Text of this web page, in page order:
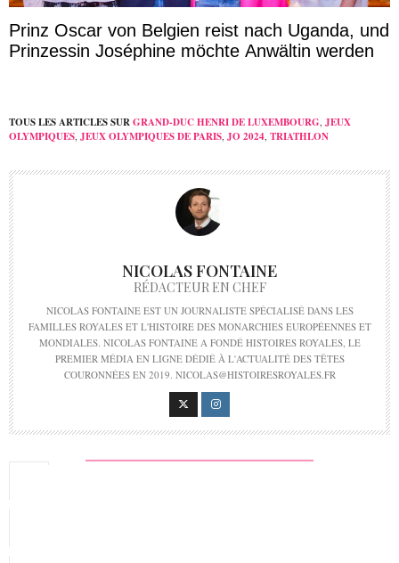
Prinz Oscar von Belgien reist nach Uganda, und
Prinzessin Joséphine möchte Anwältin werden
TOUS LES ARTICLES SURGRAND-DUC HENRI DE LUXEMBOURG, JEUX
OLYMPIQUES, JEUX OLYMPIQUES DE PARIS, JO 2024, TRIATHLON
NICOLAS FONTAINE
RÉDACTEUR EN CHEF
NICOLAS FONTAINE EST UN JOURNALISTE SPÉCIALISÉ DANS LES
FAMILLES ROYALES ET L'HISTOIRE DES MONARCHIES EUROPÉENNES ET
MONDIALES. NICOLAS FONTAINE A FONDÉ HISTOIRES ROYALES, LE
PREMIER MÉDIA EN LIGNE DÉDIÉ À L'ACTUALITÉ DES TÊTES
COURONNÉES EN 2019. NICOLAS@HISTOIRESROYALES.FR